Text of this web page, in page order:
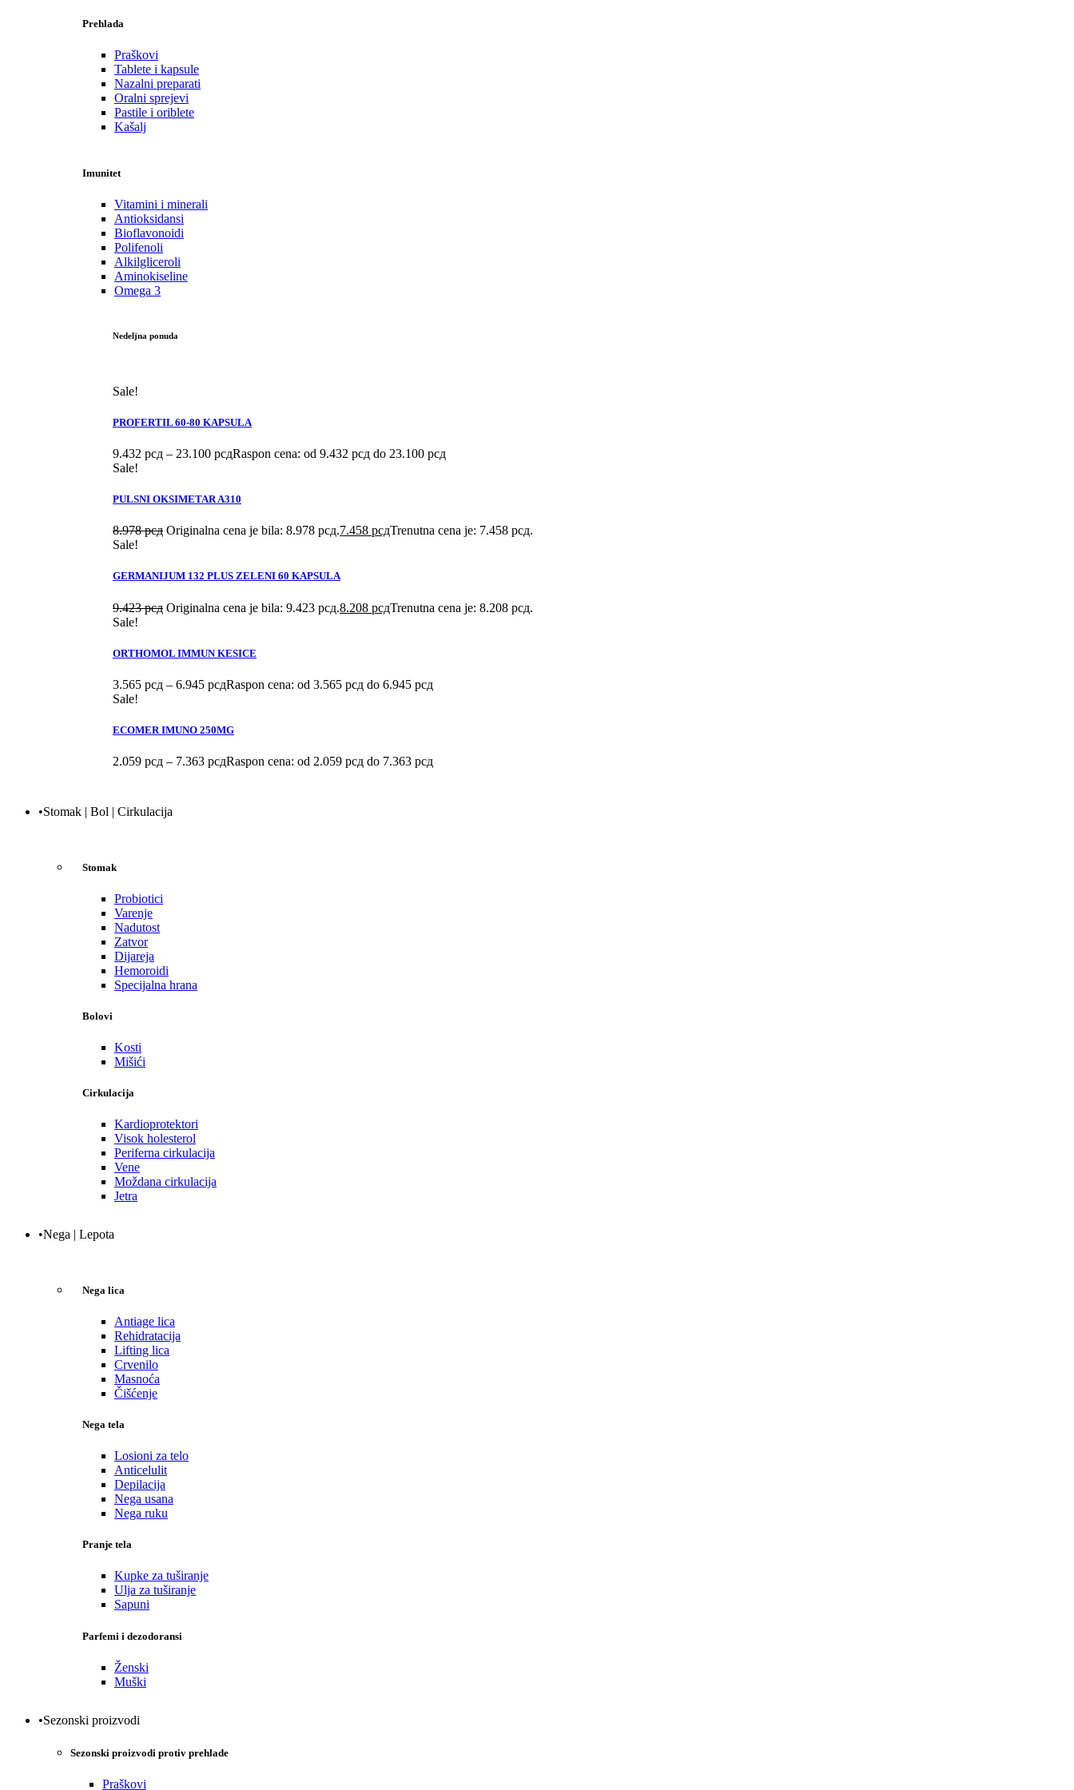
Prehlada
Praškovi
Tablete i kapsule
Nazalni preparati
Oralni sprejevi
Pastile i oriblete
Kašalj
Imunitet
Vitamini i minerali
Antioksidansi
Bioflavonoidi
Polifenoli
Alkilgliceroli
Aminokiseline
Omega 3
Nedeljna ponuda
Sale!
PROFERTIL 60-80 KAPSULA
9.432 рсд – 23.100 рсдRaspon cena: od 9.432 рсд do 23.100 рсд
Sale!
PULSNI OKSIMETAR A310
8.978рсд Originalna cena je bila: 8.978 рсд.7.458 рсдTrenutna cena je: 7.458 рсд.
Sale!
GERMANIJUM 132 PLUS ZELENI 60 KAPSULA
9.423рсд Originalna cena je bila: 9.423 рсд.8.208 рсдTrenutna cena je: 8.208 рсд.
Sale!
ORTHOMOL IMMUN KESICE
3.565 рсд – 6.945 рсдRaspon cena: od 3.565 рсд do 6.945 рсд
Sale!
ECOMER IMUNO 250MG
2.059 рсд – 7.363 рсдRaspon cena: od 2.059 рсд do 7.363 рсд
•Stomak | Bol | Cirkulacija
Stomak
Probiotici
Varenje
Nadutost
Zatvor
Dijareja
Hemoroidi
Specijalna hrana
Bolovi
Kosti
Mišići
Cirkulacija
Kardioprotektori
Visok holesterol
Periferna cirkulacija
Vene
Moždana cirkulacija
Jetra
•Nega | Lepota
Nega lica
Antiage lica
Rehidratacija
Lifting lica
Crvenilo
Masnoća
Čišćenje
Nega tela
Losioni za telo
Anticelulit
Depilacija
Nega usana
Nega ruku
Pranje tela
Kupke za tuširanje
Ulja za tuširanje
Sapuni
Parfemi i dezodoransi
Ženski
Muški
•Sezonski proizvodi
Sezonski proizvodi protiv prehlade
Praškovi